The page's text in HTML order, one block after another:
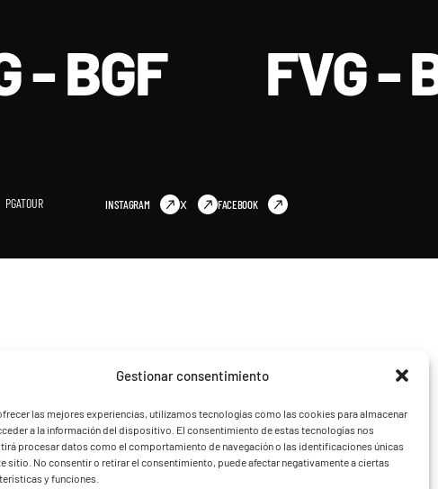
Gestionar consentimiento
las mejores experiencias, utilizamos tecnologías como las cookies para almacenar
a la información del dispositivo. El consentimiento de estas tecnologías nos
procesar datos como el comportamiento de navegación o las identificaciones únicas
sitio. No consentir o retirar el consentimiento, puede afectar negativamente a ciertas
y funciones.
- BGF FVG -
PGATOUR INSTAGRAM X FACEBOOK